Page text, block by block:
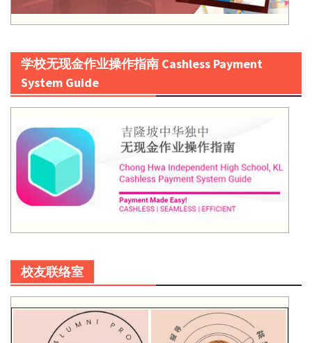
学校无现金作业操作指南 Cashless Payment
System Guide
校友联络室